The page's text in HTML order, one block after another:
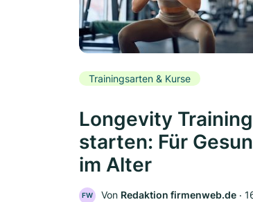
Trainingsarten & Kurse
Longevity
starten: Für
im Alter
FW Von Redaktion firmenweb.de ‧